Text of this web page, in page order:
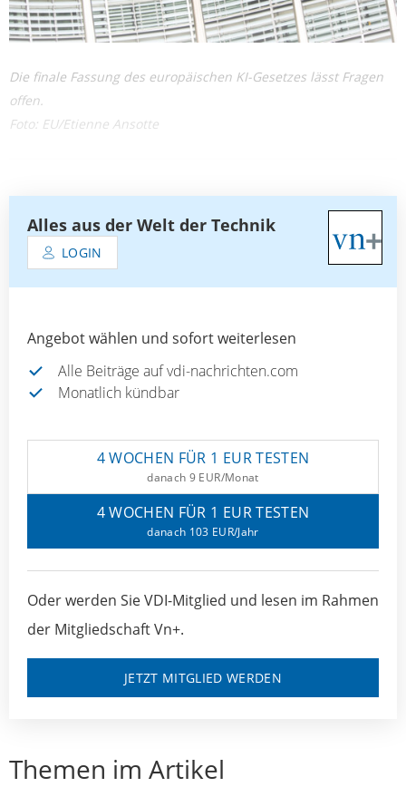
Die finale Fassung des europäischen KI-Gesetzes lässt Fragen
offen.
Foto: EU/Etienne Ansotte
Alles aus der Welt der Technik
LOGIN
Angebot wählen und sofort weiterlesen
Alle Beiträge auf vdi-nachrichten.com
Monatlich kündbar
4 WOCHEN FÜR 1 EUR TESTEN
danach 9 EUR/Monat
4 WOCHEN FÜR 1 EUR TESTEN
danach 103 EUR/Jahr
Oder werden Sie VDI-Mitglied und lesen im Rahmen
der Mitgliedschaft Vn+.
JETZT MITGLIED WERDEN
Themen im Artikel